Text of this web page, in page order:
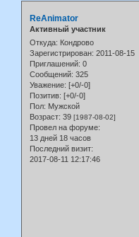
ReAnimator
Активный участник
Откуда: Кондрово
Зарегистрирован: 2011-08-15
Приглашений: 0
Сообщений: 325
Уважение: [+0/-0]
Позитив: [+0/-0]
Пол: Мужской
Возраст: 39 [1987-08-02]
Провел на форуме:
13 дней 18 часов
Последний визит:
2017-08-11 12:17:46